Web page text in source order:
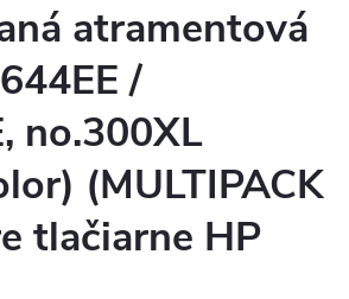
atramentová
/
no.300XL
(MULTIPACK
tlačiarne HP